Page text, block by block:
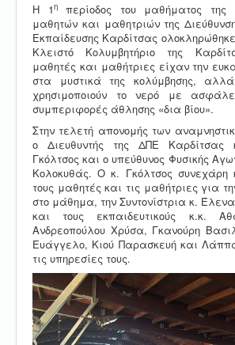
Η 1ηπερίοδος του μαθήματος της
μαθητών και μαθητριών της
Εκπαίδευσης Καρδίτσας
Κλειστό Κολυμβητήριο της
μαθητές και μαθήτριες είχαν την
στα μυστικά της κολύμβησης,
χρησιμοποιούν το νερό με
συμπεριφορές άθλησης «δια βίου».
Στην τελετή απονομής των
ο Διευθυντής της ΔΠΕ Καρδίτσας
Γκόλτσος και ο υπεύθυνος Φυσικής
Κολοκυθάς. Ο κ. Γκόλτσος συνεχάρη
τους μαθητές και τις μαθήτριες για
στο μάθημα, την Συντονίστρια κ.
και τους εκπαιδευτικούς κ.κ.
Ανδρεοπούλου Χρύσα, Γκανούρη
Ευάγγελο, Κιού Παρασκευή και
τις υπηρεσίες τους.